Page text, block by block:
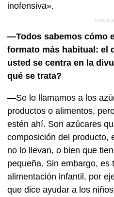
inofensiva».
—Todos sabemos cómo
formato más habitual: el
usted se centra en la
qué se trata?
—Se lo llamamos a los
productos o alimentos,
estén ahí. Son azúcares
composición del producto,
no lo llevan, o bien que
pequeña. Sin embargo, es
alimentación infantil, por
que dice ayudar a los